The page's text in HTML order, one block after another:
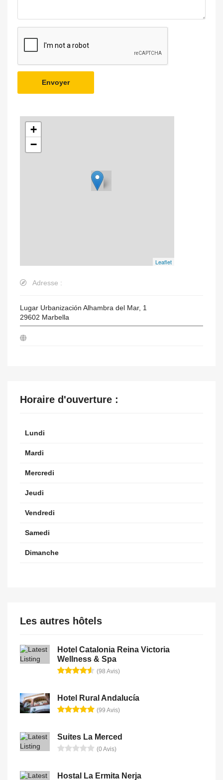
Envoyer
+
−
Leaflet
Adresse :
Lugar Urbanización Alhambra del Mar, 1
29602 Marbella
Horaire d'ouverture :
Lundi
Mardi
Mercredi
Jeudi
Vendredi
Samedi
Dimanche
Les autres hôtels
Hotel Catalonia Reina Victoria
Wellness & Spa
(98 Avis)
Hotel Rural Andalucía
(99 Avis)
Suites La Merced
(0 Avis)
Hostal La Ermita Nerja